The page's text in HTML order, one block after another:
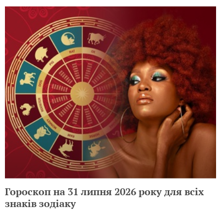
Гороскоп на 31 липня 2026 року для всіх
знаків зодіаку